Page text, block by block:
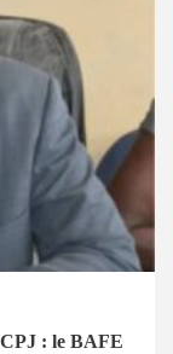
: le BAFE